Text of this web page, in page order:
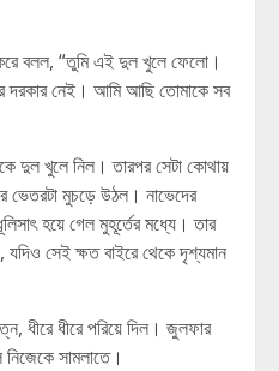
বলল, “তুমি এই দুল খুলে ফেলো।
দরকার নেই। আমি আছি তোমাকে সব
দুল খুলে নিল। তারপর সেটা কোথায়
মুচড়ে উঠল। নাভেদের
হয়ে গেল মুহূর্তের মধ্যে। তার
সেই ক্ষত বাইরে থেকে দৃশ্যমান
ধীরে ধীরে পরিয়ে দিল। জুলফার
সামলাতে।